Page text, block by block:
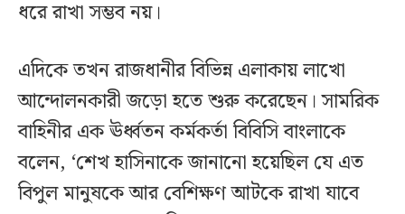
ধরে রাখা সম্ভব নয়।
এদিকে তখন রাজধানীর বিভিন্ন এলাকায় লাখো
আন্দোলনকারী জড়ো হতে শুরু করেছেন। সামরিক
বাহিনীর এক ঊর্ধ্বতন কর্মকর্তা বিবিসি বাংলাকে
বলেন, ‘শেখ হাসিনাকে জানানো হয়েছিল যে এত
বিপুল মানুষকে আর বেশিক্ষণ আটকে রাখা যাবে